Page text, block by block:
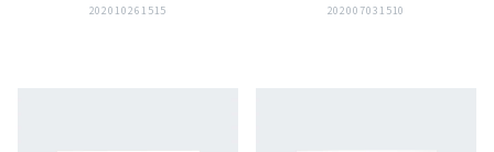
202010261515 202007031510